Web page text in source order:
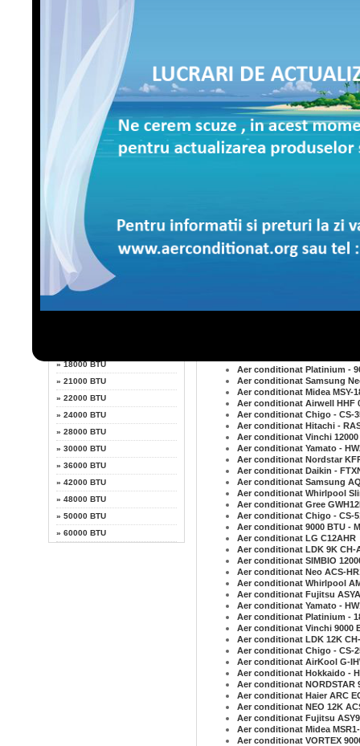
Hitachi
LG
Whirlpool
Daikin
Sharp
»
7000 BTU
9000 BTU
»
»12000 BTU
»18000 BTU
» 21000 BTU
» 22000 BTU
» 24000 BTU
» 28000 BTU
» 30000 BTU
» 36000 BTU
» 42000 BTU
» 48000 BTU
» 50000 BTU
» 60000 BTU
Aer conditionat Whirlpool
Aer conditionat Yamato -
Aer conditionat NORDSTAR
Aer conditionat LDK 22K
Aer conditionat AirKool G-
Aer conditionat Hokkaido -
Aer conditionat Chigo - CS-
Aer conditionat Samsung
Aer conditionat Midea MSY-
Aer conditionat Gree 18000
Aer conditionat NEO 9K
Aer conditionat Hitachi -
Aer conditionat Whirlpool
Aer conditionat Airwell HDD
Aer conditionat Platinium -
Aer conditionat Samsung
Aer conditionat Midea MSY-
Aer conditionat Airwell HHF
Aer conditionat Chigo - CS-
Aer conditionat Hitachi -
Aer conditionat Vinchi 12000
Aer conditionat Yamato -
Aer conditionat Nordstar
Aer conditionat Daikin -
Aer conditionat Samsung
Aer conditionat Whirlpool
Aer conditionat Gree
Aer conditionat Chigo - CS-
Aer conditionat 9000 BTU -
Aer conditionat LG C12AHR
Aer conditionat LDK 9K CH-
Aer conditionat SIMBIO
Aer conditionat Neo ACS-
Aer conditionat Whirlpool
Aer conditionat Fujitsu
Aer conditionat Yamato -
Aer conditionat Platinium -
Aer conditionat Vinchi 9000
Aer conditionat LDK 12K
Aer conditionat Chigo - CS-
Aer conditionat AirKool G-
Aer conditionat Hokkaido -
Aer conditionat NORDSTAR
Aer conditionat Haier ARC
Aer conditionat NEO 12K
Aer conditionat Fujitsu
Aer conditionat Midea
Aer conditionat VORTEX